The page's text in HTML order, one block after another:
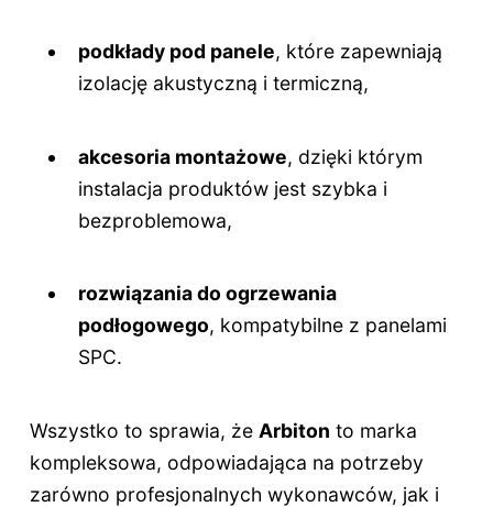
podkłady pod panele, które zapewniają
izolację akustyczną i termiczną,
akcesoria montażowe, dzięki którym
instalacja produktów jest szybka i
bezproblemowa,
rozwiązania do ogrzewania
podłogowego, kompatybilne z panelami
SPC.
Wszystko to sprawia, że Arbiton to marka
kompleksowa, odpowiadająca na potrzeby
zarówno profesjonalnych wykonawców, jak i